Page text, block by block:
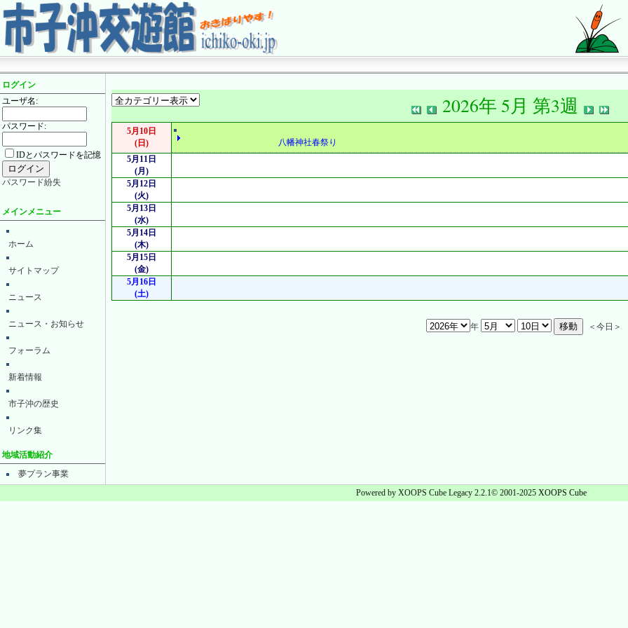
ログイン
ユーザ名:
パスワード:
IDとパスワードを記憶
パスワード紛失
メインメニュー
ホーム
サイトマップ
ニュース
ニュース・お知らせ
フォーラム
新着情報
市子沖の歴史
リンク集
地域活動紹介
夢プラン事業
2026年 5月 第3週
5月10日
(日)
八幡神社春祭り
5月11日
(月)
5月12日
(火)
5月13日
(水)
5月14日
(木)
5月15日
(金)
5月16日
(土)
年 ＜今日＞
Powered by XOOPS Cube Legacy 2.2.1© 2001-2025 XOOPS Cube